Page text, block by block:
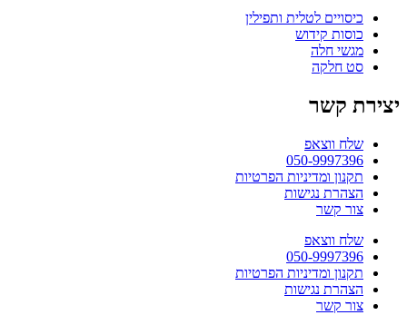
כיסויים לטלית ותפילין
כוסות קידוש
מגשי חלה
סט חלקה
יצירת קשר
שלח ווצאפ
050-9997396
תקנון ומדיניות הפרטיות
הצהרת נגישות
צור קשר
שלח ווצאפ
050-9997396
תקנון ומדיניות הפרטיות
הצהרת נגישות
צור קשר